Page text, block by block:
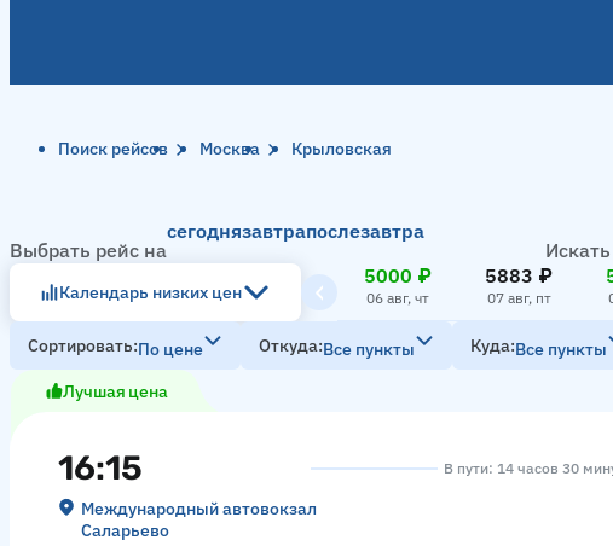
Поиск рейсов Москва Крыловская
Выбрать рейс на
сегоднязавтрапослезавтра
Календарь низких цен
5000 ₽
06 авг, чт
5883 ₽
07 авг, пт
Сортировать По цене Откуда Все пункты Куда Все пункты
Лучшая цена
16:15
Международный автовокзал
Саларьево
В пути: 14 часов 30